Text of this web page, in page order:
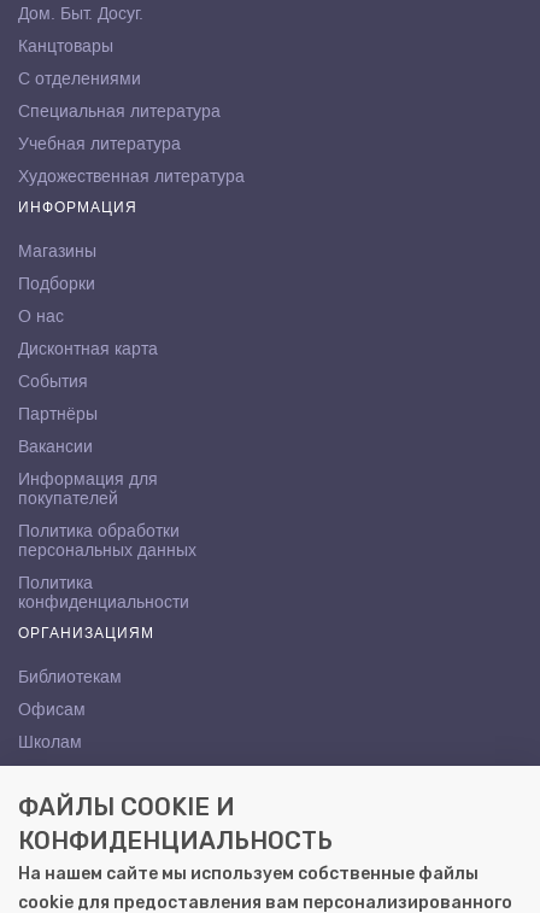
Дом. Быт. Досуг.
Канцтовары
С отделениями
Специальная литература
Учебная литература
Художественная литература
ИНФОРМАЦИЯ
Магазины
Подборки
О нас
Дисконтная карта
События
Партнёры
Вакансии
Информация для
покупателей
Политика обработки
персональных данных
Политика
конфиденциальности
ОРГАНИЗАЦИЯМ
Библиотекам
Офисам
Школам
КОНТАКТЫ
Саратов, ул. Осипова, 10А
+7 (8452) 72-65-65
ФАЙЛЫ COOKIE И
КОНФИДЕНЦИАЛЬНОСТЬ
На нашем сайте мы используем собственные файлы
cookie для предоставления вам персонализированного